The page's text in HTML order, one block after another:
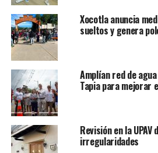
RELATED TOPICS: FEATURED
DESPUÉS
El 84% de los municipios presenta
sequía
ANTES
Conozco los problemas de los
resolver: Pepe Yunes*
Xocotla anuncia
sueltos y genera
Amplían red de
Tapia para mejorar
Revisión en la
irregularidades